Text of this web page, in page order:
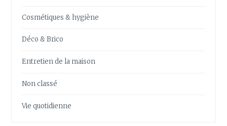
Cosmétiques & hygiène
Déco & Brico
Entretien de la maison
Non classé
Vie quotidienne